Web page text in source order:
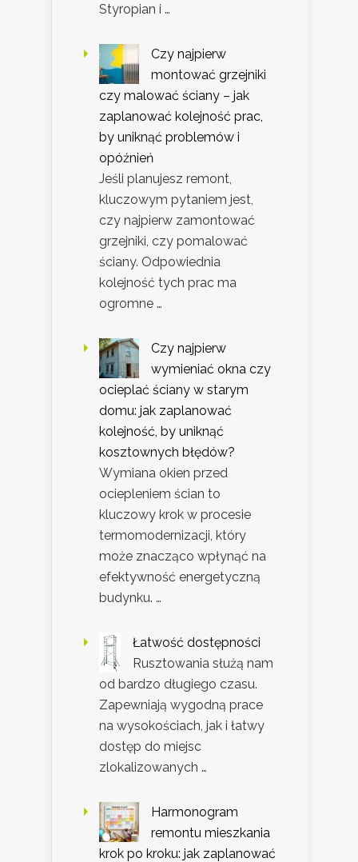
Styropian i …
Czy najpierw
montować grzejniki
czy malować ściany – jak
zaplanować kolejność prac,
by uniknąć problemów i
opóźnień
Jeśli planujesz remont,
kluczowym pytaniem jest,
czy najpierw zamontować
grzejniki, czy pomalować
ściany. Odpowiednia
kolejność tych prac ma
ogromne …
Czy najpierw
wymieniać okna czy
ocieplać ściany w starym
domu: jak zaplanować
kolejność, by uniknąć
kosztownych błędów?
Wymiana okien przed
ociepleniem ścian to
kluczowy krok w procesie
termomodernizacji, który
może znacząco wpłynąć na
efektywność energetyczną
budynku. …
Łatwość dostępności
Rusztowania służą nam
od bardzo długiego czasu.
Zapewniają wygodną prace
na wysokościach, jak i łatwy
dostęp do miejsc
zlokalizowanych …
Harmonogram
remontu mieszkania
krok po kroku: jak zaplanować